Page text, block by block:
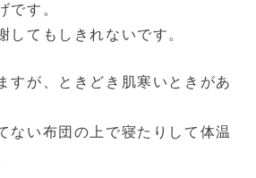
です。
してもしきれないです。
すが、ときどき肌寒いときがあ
ない布団の上で寝たりして体温